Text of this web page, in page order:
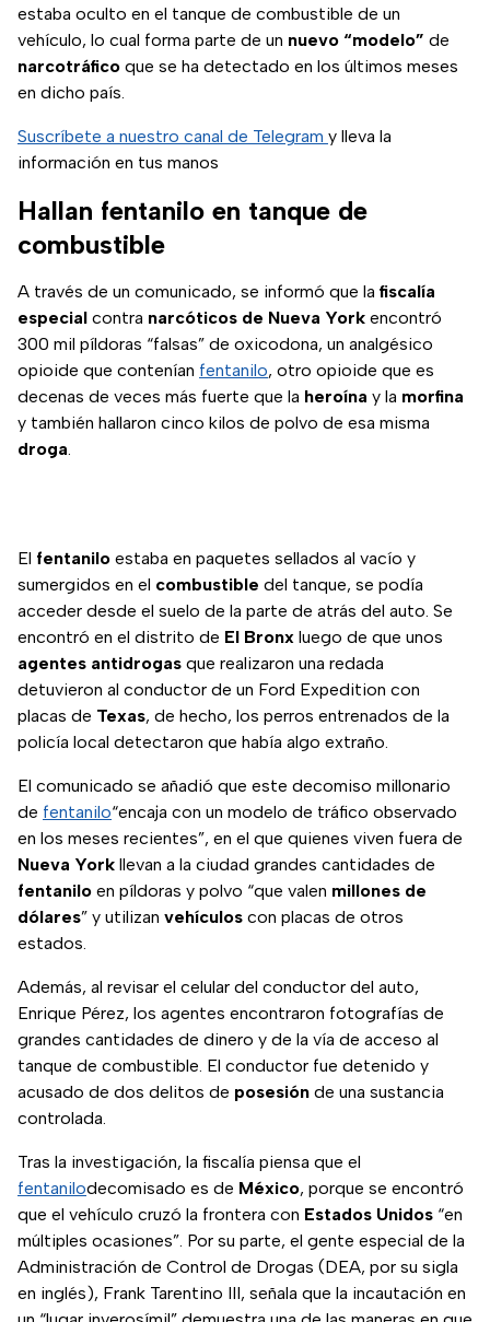
estaba oculto en el tanque de combustible de un
vehículo, lo cual forma parte de un nuevo “modelo” de
narcotráfico que se ha detectado en los últimos meses
en dicho país.
Suscríbete a nuestro canal de Telegram y lleva la
información en tus manos
Hallan fentanilo en tanque de
combustible
A través de un comunicado, se informó que la fiscalía
especial contra narcóticos de Nueva York encontró
300 mil píldoras “falsas” de oxicodona, un analgésico
opioide que contenían fentanilo, otro opioide que es
decenas de veces más fuerte que la heroína y la morfina
y también hallaron cinco kilos de polvo de esa misma
droga.
El fentanilo estaba en paquetes sellados al vacío y
sumergidos en el combustible del tanque, se podía
acceder desde el suelo de la parte de atrás del auto. Se
encontró en el distrito de El Bronx luego de que unos
agentes antidrogas que realizaron una redada
detuvieron al conductor de un Ford Expedition con
placas de Texas, de hecho, los perros entrenados de la
policía local detectaron que había algo extraño.
El comunicado se añadió que este decomiso millonario
de fentanilo“encaja con un modelo de tráfico observado
en los meses recientes”, en el que quienes viven fuera de
Nueva York llevan a la ciudad grandes cantidades de
fentanilo en píldoras y polvo “que valen millones de
dólares” y utilizan vehículos con placas de otros
estados.
Además, al revisar el celular del conductor del auto,
Enrique Pérez, los agentes encontraron fotografías de
grandes cantidades de dinero y de la vía de acceso al
tanque de combustible. El conductor fue detenido y
acusado de dos delitos de posesión de una sustancia
controlada.
Tras la investigación, la fiscalía piensa que el
fentanilodecomisado es de México, porque se encontró
que el vehículo cruzó la frontera con Estados Unidos “en
múltiples ocasiones”. Por su parte, el gente especial de la
Administración de Control de Drogas (DEA, por su sigla
en inglés), Frank Tarentino III, señala que la incautación en